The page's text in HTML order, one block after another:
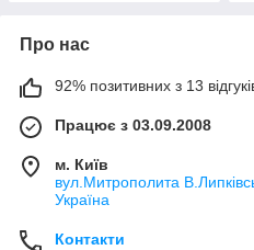
Про нас
92% позитивних з 13
Працює з 03.09.2008
м. Київ
вул.Митрополита
Україна
Контакти